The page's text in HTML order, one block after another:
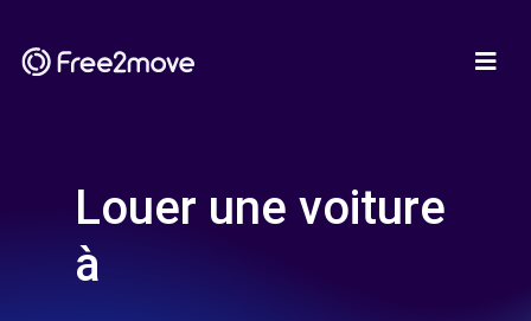
Louer une voiture
à